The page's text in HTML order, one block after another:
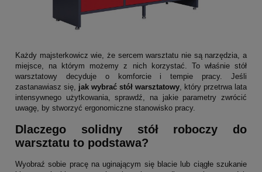
Każdy majsterkowicz wie, że sercem warsztatu nie są narzędzia, a
miejsce, na którym możemy z nich korzystać. To właśnie stół
warsztatowy decyduje o komforcie i tempie pracy. Jeśli
zastanawiasz się, jak wybrać stół warsztatowy , który przetrwa lata
intensywnego użytkowania, sprawdź, na jakie parametry zwrócić
uwagę, by stworzyć ergonomiczne stanowisko pracy.
Dlaczego solidny stół roboczy do
warsztatu to podstawa?
Wyobraź sobie pracę na uginającym się blacie lub ciągłe szukanie